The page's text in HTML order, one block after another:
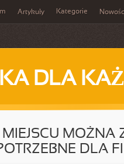
Artykuły Kategorie
DLA
MOŻNA
DLA